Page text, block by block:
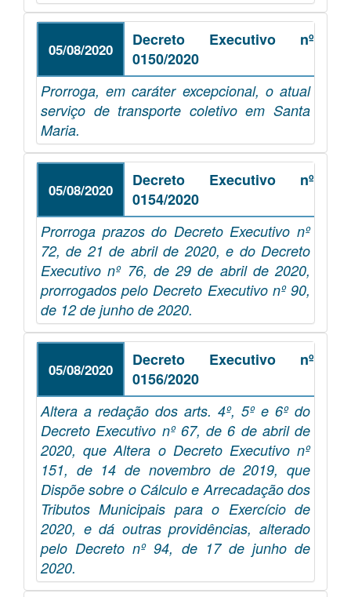
05/08/2020
Decreto Executivo nº
0150/2020
Prorroga, em caráter excepcional, o atual
serviço de transporte coletivo em Santa
Maria.
05/08/2020
Decreto Executivo nº
0154/2020
Prorroga prazos do Decreto Executivo nº
72, de 21 de abril de 2020, e do Decreto
Executivo nº 76, de 29 de abril de 2020,
prorrogados pelo Decreto Executivo nº 90,
de 12 de junho de 2020.
05/08/2020
Decreto Executivo nº
0156/2020
Altera a redação dos arts. 4º, 5º e 6º do
Decreto Executivo nº 67, de 6 de abril de
2020, que Altera o Decreto Executivo nº
151, de 14 de novembro de 2019, que
Dispõe sobre o Cálculo e Arrecadação dos
Tributos Municipais para o Exercício de
2020, e dá outras providências, alterado
pelo Decreto nº 94, de 17 de junho de
2020.